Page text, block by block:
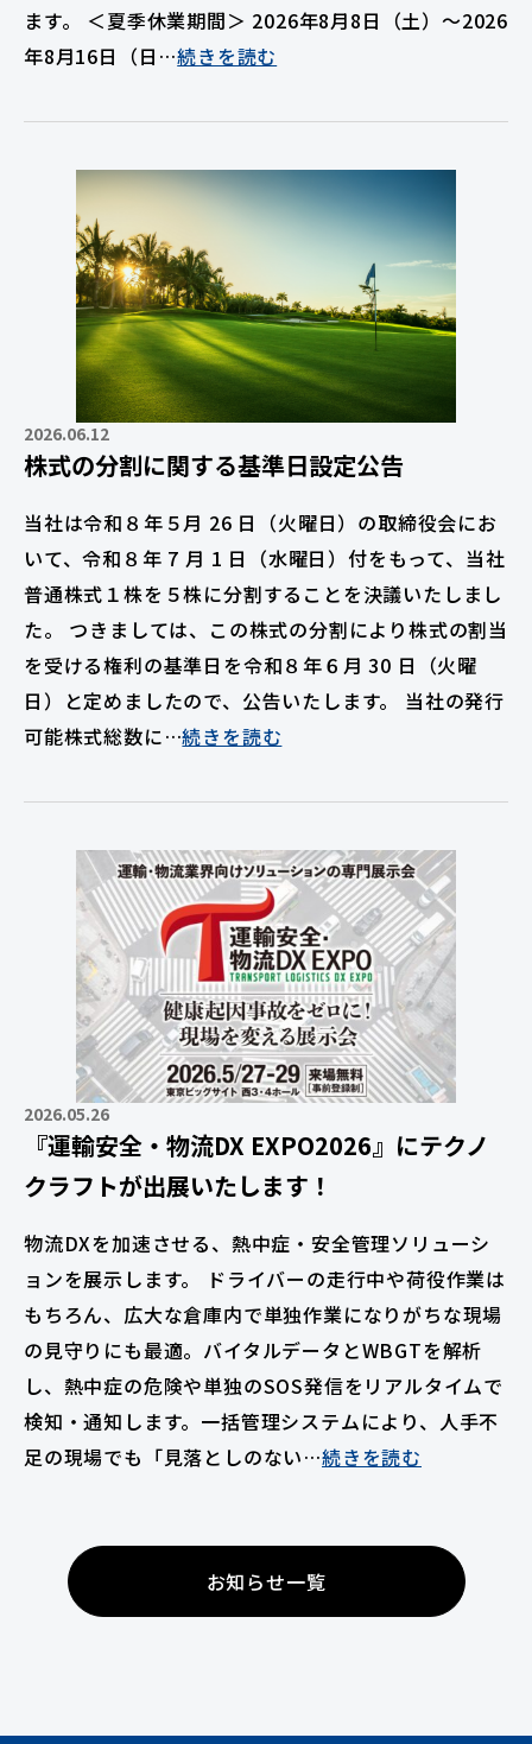
ます。 ＜夏季休業期間＞ 2026年8月8日（土）〜2026
年8月16日（日…続きを読む
株式の分割に関する基準日設定公告
2026.06.12
当社は令和８年５月 26 日（火曜日）の取締役会にお
いて、令和８年 7 月 1 日（水曜日）付をもって、当社
普通株式１株を５株に分割することを決議いたしまし
た。 つきましては、この株式の分割により株式の割当
を受ける権利の基準日を令和８年６月 30 日（火曜
日）と定めましたので、公告いたします。 当社の発行
可能株式総数に…続きを読む
『運輸安全・物流DX EXPO2026』にテクノ
クラフトが出展いたします！
2026.05.26
物流DXを加速させる、熱中症・安全管理ソリューシ
ョンを展示します。 ドライバーの走行中や荷役作業は
もちろん、広大な倉庫内で単独作業になりがちな現場
の見守りにも最適。バイタルデータとWBGTを解析
し、熱中症の危険や単独のSOS発信をリアルタイムで
検知・通知します。一括管理システムにより、人手不
足の現場でも「見落としのない…続きを読む
お知らせ一覧